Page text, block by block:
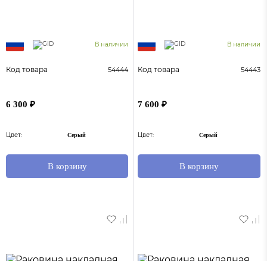
В наличии
Код товара 54444
6 300 ₽
Цвет: Серый
В корзину
В наличии
Код товара 54443
7 600 ₽
Цвет: Серый
В корзину